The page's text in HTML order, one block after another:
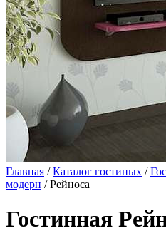
Главная /Каталог гостиных /
модерн / Рейноса
Гостинная